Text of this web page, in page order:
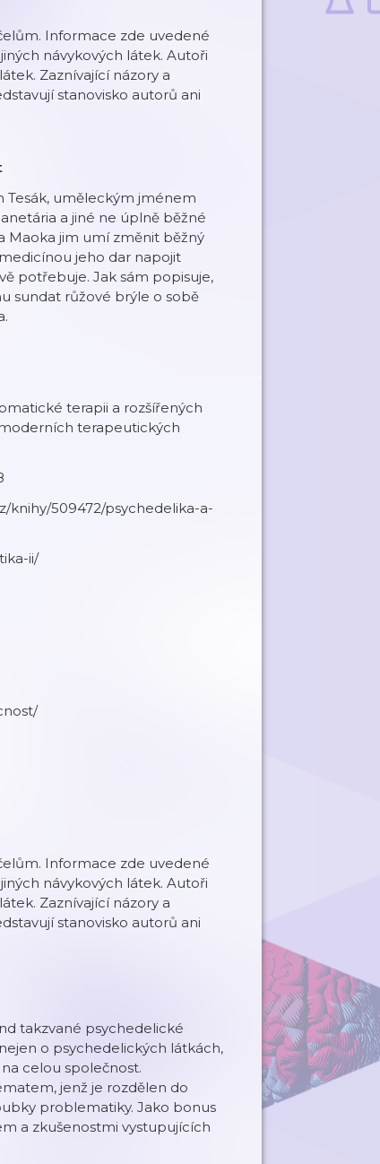
Informace zde uvedené
návykových látek. Autoři
Zaznívající názory a
stanovisko autorů ani
Tesák, uměleckým jménem
a jiné ne úplně běžné
Maoka jim umí změnit běžný
jeho dar napojit
potřebuje. Jak sám popisuje,
sundat růžové brýle o sobě
terapii a rozšířených
terapeutických
knihy/509472/psychedelika-a-
ii/
Informace zde uvedené
návykových látek. Autoři
Zaznívající názory a
stanovisko autorů ani
takzvané psychedelické
o psychedelických látkách,
celou společnost.
jenž je rozdělen do
problematiky. Jako bonus
a zkušenostmi vystupujících